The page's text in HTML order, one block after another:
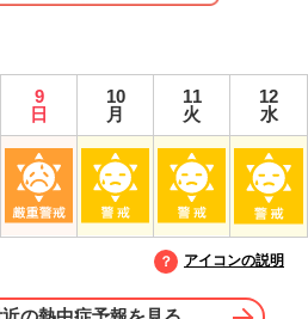
9
日
10
月
11
火
12
水
アイコンの説明